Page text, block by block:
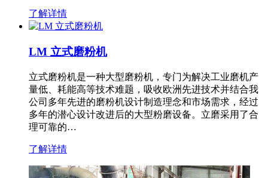
了解详情
LM 立式磨粉机
立式磨粉机是一种大型磨粉机，专门为解决工业磨机产
量低、耗能高等技术难题，吸收欧洲先进技术并结合我
公司多年先进的磨粉机设计制造理念和市场需求，经过
多年的潜心设计改进后的大型粉磨设备。立磨采用了合
理可靠的…
了解详情